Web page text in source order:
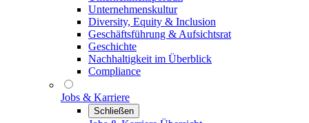
Unternehmenskultur
Diversity, Equity & Inclusion
Geschäftsführung & Aufsichtsrat
Geschichte
Nachhaltigkeit im Überblick
Compliance
Jobs & Karriere
Schließen